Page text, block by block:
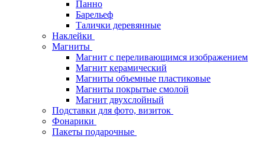
Панно
Барельеф
Талички деревянные
Наклейки
Магниты
Магнит с переливающимся изображением
Магнит керамический
Магниты объемные пластиковые
Магниты покрытые смолой
Магнит двухслойный
Подставки для фото, визиток
Фонарики
Пакеты подарочные